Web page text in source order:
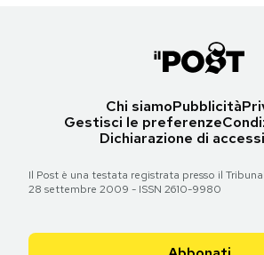
Chi siamoPubblicità
Gestisci le preferenze
Dichiarazione di
Il Post è una testata registrata presso il
28 settembre 2009 - ISSN 2610-9980